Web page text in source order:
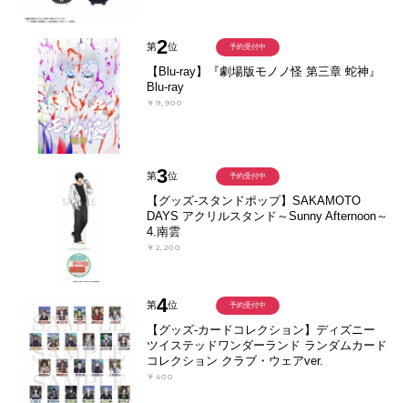
第2位
【Blu-ray】『劇場版モノノ怪 第三章 蛇神』
Blu-ray
￥9,900
予約受付中
第3位
【グッズ-スタンドポップ】SAKAMOTO
DAYS アクリルスタンド～Sunny Afternoon～
4.南雲
￥2,200
予約受付中
第4位
【グッズ-カードコレクション】ディズニー
ツイステッドワンダーランド ランダムカード
コレクション クラブ・ウェアver.
￥400
予約受付中